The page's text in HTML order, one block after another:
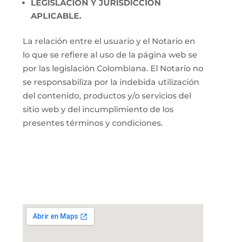
LEGISLACIÓN Y JURISDICCIÓN
APLICABLE.
La relación entre el usuario y el Notario en
lo que se refiere al uso de la página web se
por las legislación Colombiana. El Notario no
se responsabiliza por la indebida utilización
del contenido, productos y/o servicios del
sitio web y del incumplimiento de los
presentes términos y condiciones.